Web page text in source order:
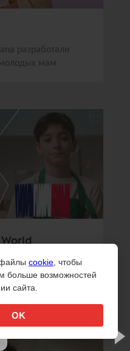
разработали
мам
создали
дети из разных
блюда
cookie , чтобы
больше возможностей
сайта.
OK